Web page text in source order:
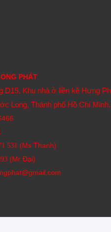
PHÁT
D15, Khu nhà ở liền kề Hưng
Long, Thành phố Hồ Chí
531 (Ms Thanh)
(Mr Đại)